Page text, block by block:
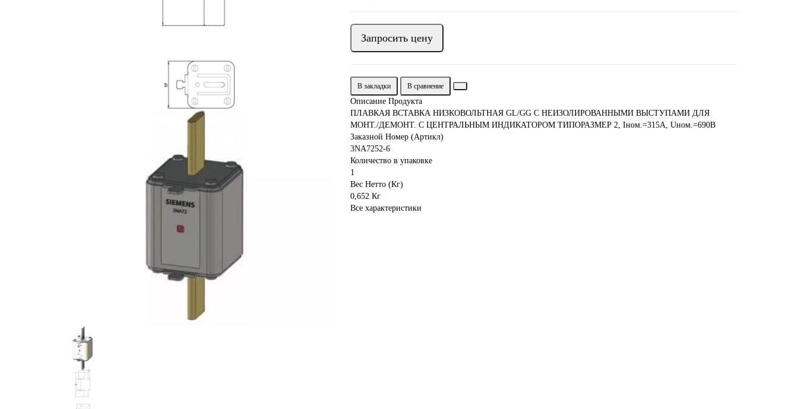
Запросить цену
В закладки В сравнение
Описание Продукта
ПЛАВКАЯ ВСТАВКА НИЗКОВОЛЬТНАЯ GL/GG С НЕИЗОЛИРОВАННЫМИ ВЫСТУПАМИ ДЛЯ
МОНТ./ДЕМОНТ. С ЦЕНТРАЛЬНЫМ ИНДИКАТОРОМ ТИПОРАЗМЕР 2, Iном.=315A, Uном.=690В
Заказной Номер (Артикл)
3NA7252-6
Количество в упаковке
1
Вес Нетто (Кг)
0,652 Кг
Все характеристики